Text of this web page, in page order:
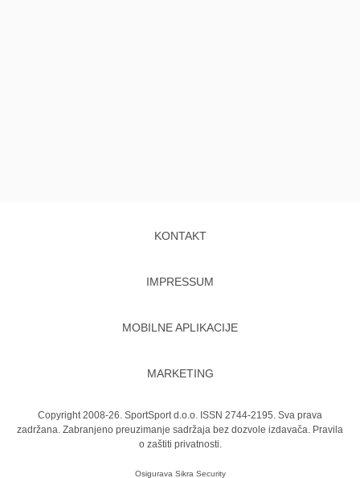
KONTAKT
IMPRESSUM
MOBILNE APLIKACIJE
MARKETING
Copyright 2008-26. SportSport d.o.o. ISSN 2744-2195. Sva prava
zadržana. Zabranjeno preuzimanje sadržaja bez dozvole izdavača. Pravila
o zaštiti privatnosti.
Osigurava Sikra Security